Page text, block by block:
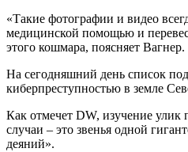
«Такие фотографии и видео
медицинской помощью и
этого кошмара, поясняет Вагнер.
На сегодняшний день список
киберпреступностью в земле
Как отмечет DW, изучение улик
случаи – это звенья одной
деяний».